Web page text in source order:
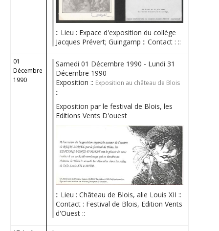
:: Lieu : Expace d'exposition du collège
Jacques Prévert; Guingamp :: Contact : ::
01
Décembre
1990
Samedi 01 Décembre 1990 - Lundi 31
Décembre 1990
Exposition :: Exposition au château de Blois
::
Exposition par le festival de Blois, les
Editions Vents D'ouest
:: Lieu : Château de Blois, alie Louis XII ::
Contact : Festival de Blois, Edition Vents
d'Ouest ::